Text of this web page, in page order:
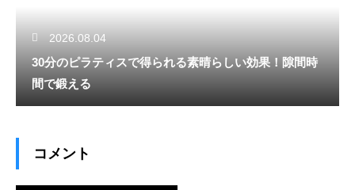
2026.08.04
30分のピラティスで得られる素晴らしい効果！隙間時
間で鍛える
コメント